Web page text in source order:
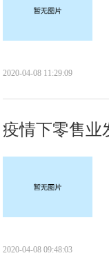
2020-04-08 11:29:09
2020-04-08 09:48:03